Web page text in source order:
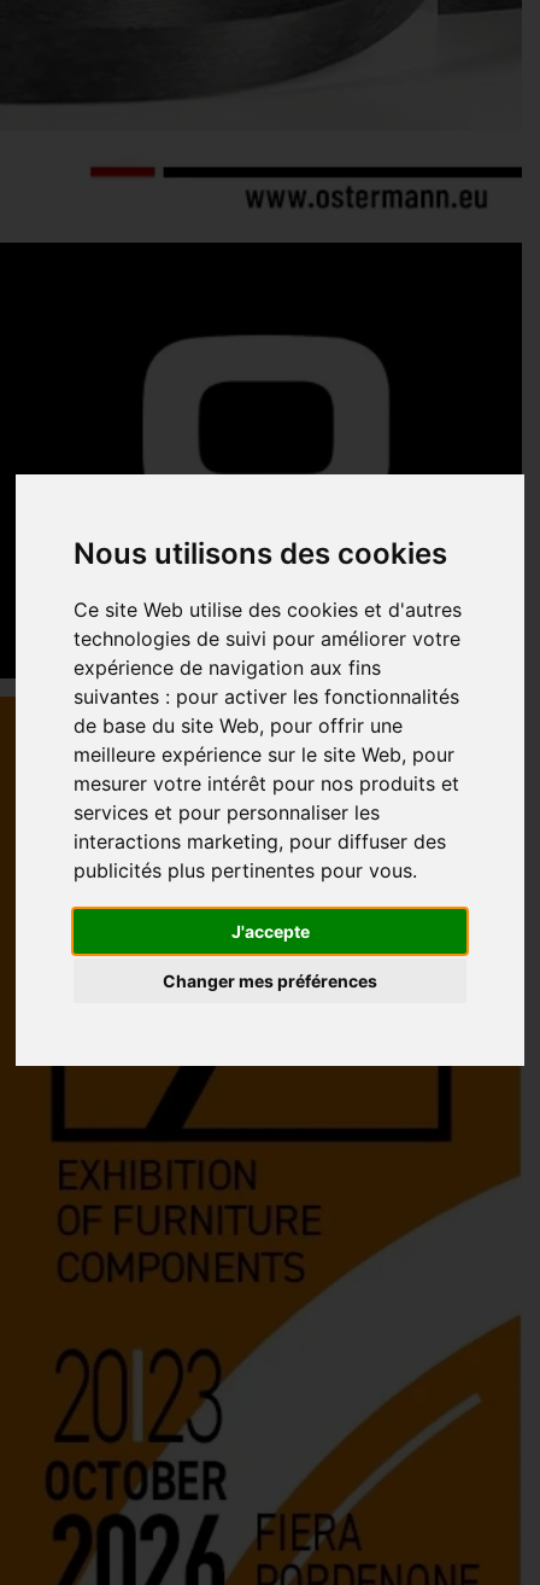
Nous utilisons des cookies
Ce site Web utilise des cookies et d'autres
technologies de suivi pour améliorer votre
expérience de navigation aux fins
suivantes : pour activer les fonctionnalités
de base du site Web, pour offrir une
meilleure expérience sur le site Web, pour
mesurer votre intérêt pour nos produits et
services et pour personnaliser les
interactions marketing, pour diffuser des
publicités plus pertinentes pour vous.
J'accepte
Changer mes préférences